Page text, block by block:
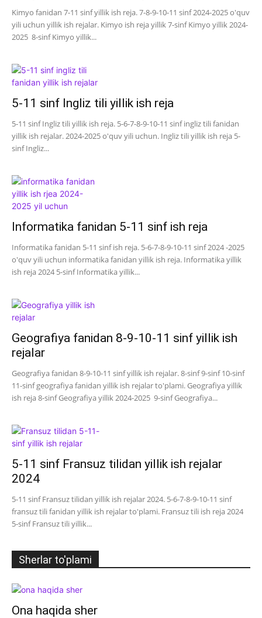
Kimyo fanidan 7-11 sinf yillik ish reja. 7-8-9-10-11 sinf 2024-2025 o'quv
yili uchun yillik ish rejalar. Kimyo ish reja yillik 7-sinf Kimyo yillik 2024-
2025 8-sinf Kimyo yillik...
5-11 sinf Ingliz tili yillik ish reja
5-11 sinf Ingliz tili yillik ish reja. 5-6-7-8-9-10-11 sinf ingliz tili fanidan
yillik ish rejalar. 2024-2025 o'quv yili uchun. Ingliz tili yillik ish reja 5-
sinf Ingliz...
Informatika fanidan 5-11 sinf ish reja
Informatika fanidan 5-11 sinf ish reja. 5-6-7-8-9-10-11 sinf 2024 -2025
o'quv yili uchun informatika fanidan yillik ish reja. Informatika yillik
ish reja 2024 5-sinf Informatika yillik...
Geografiya fanidan 8-9-10-11 sinf yillik ish
rejalar
Geografiya fanidan 8-9-10-11 sinf yillik ish rejalar. 8-sinf 9-sinf 10-sinf
11-sinf geografiya fanidan yillik ish rejalar to'plami. Geografiya yillik
ish reja 8-sinf Geografiya yillik 2024-2025 9-sinf Geografiya...
5-11 sinf Fransuz tilidan yillik ish rejalar
2024
5-11 sinf Fransuz tilidan yillik ish rejalar 2024. 5-6-7-8-9-10-11 sinf
fransuz tili fanidan yillik ish rejalar to'plami. Fransuz tili ish reja 2024
5-sinf Fransuz tili yillik...
Sherlar to'plami
Ona haqida sher